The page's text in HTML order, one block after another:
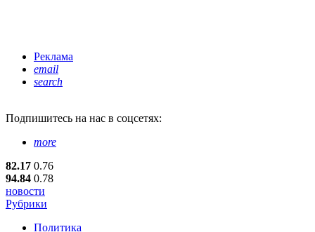
Реклама
email
search
Подпишитесь на нас в соцсетях:
more
82.17 0.76
94.84 0.78
новости
Рубрики
Политика